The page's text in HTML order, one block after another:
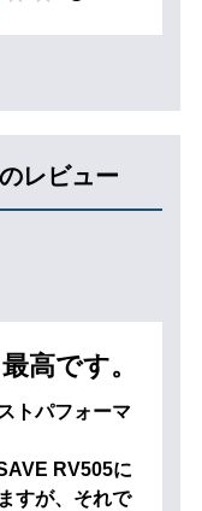
レビュー
高です。
トパフォーマ
RV505に
すが、それで